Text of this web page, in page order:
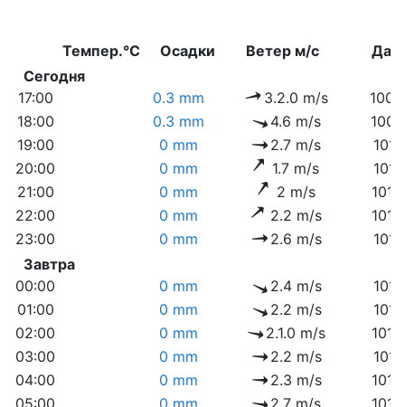
Темпер.°C Осадки Ветер м/с
Сегодня
17:00
0.3 mm 3.2.0 m/s
18:00
0.3 mm 4.6 m/s
19:00
0 mm 2.7 m/s
20:00
0 mm 1.7 m/s
21:00
0 mm 2 m/s
22:00
0 mm 2.2 m/s
23:00
0 mm 2.6 m/s
Завтра
00:00
0 mm 2.4 m/s
01:00
0 mm 2.2 m/s
02:00
0 mm 2.1.0 m/s
03:00
0 mm 2.2 m/s
04:00
0 mm 2.3 m/s
05:00
0 mm 2.7 m/s